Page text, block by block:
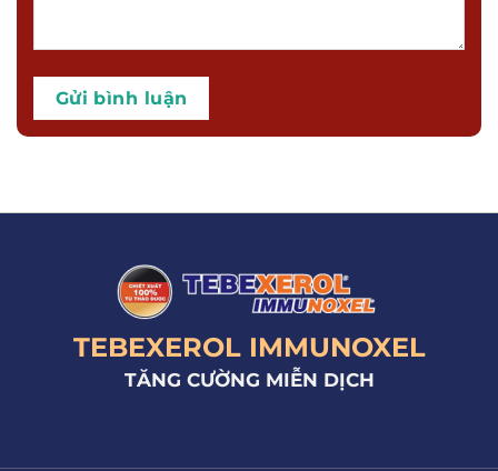
TEBEXEROL IMMUNOXEL
TĂNG CƯỜNG MIỄN DỊCH